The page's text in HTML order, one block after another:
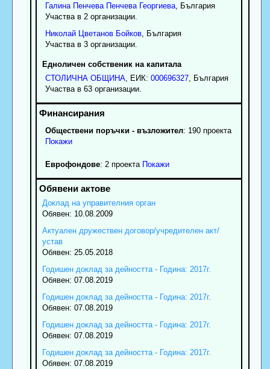
Галина Пенчева Пенчева Георгиева, България
Участва в 2 организации.
Николай Цветанов Бойков, България
Участва в 3 организации.
Едноличен собственик на капитала
СТОЛИЧНА ОБЩИНА, ЕИК: 000696327, България
Участва в 63 организации.
Обществени поръчки - възложител: 190 проекта
Покажи
Еврофондове: 2 проекта Покажи
Доклад на управителния орган
Обявен: 10.08.2009
Актуален дружествен договор/учредителен акт/
устав
Обявен: 25.05.2018
Годишен доклад за дейността - Година: 2017г.
Обявен: 07.08.2019
Годишен доклад за дейността - Година: 2017г.
Обявен: 07.08.2019
Годишен доклад за дейността - Година: 2017г.
Обявен: 07.08.2019
Годишен доклад за дейността - Година: 2017г.
Обявен: 07.08.2019